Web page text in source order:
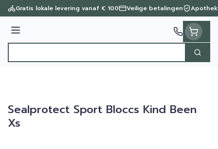
Ga naar de inhoud
Gratis lokale levering vanaf € 100 Veilige betalingen
Menu
Zoek
Sealprotect Sport Bloccs Kind Been
Xs